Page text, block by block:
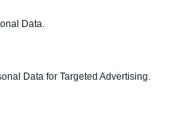
Data.
Data for Targeted Advertising.